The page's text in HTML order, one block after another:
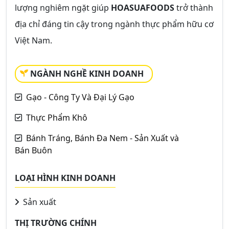
lượng nghiêm ngặt giúp HOASUAFOODStrở thành
địa chỉ đáng tin cậy trong ngành thực phẩm hữu cơ
Việt Nam.
NGÀNH NGHỀ KINH DOANH
Gạo - Công Ty Và Đại Lý Gạo
Thực Phẩm Khô
Bánh Tráng, Bánh Đa Nem - Sản Xuất và
Bán Buôn
LOẠI HÌNH KINH DOANH
Sản xuất
THỊ TRƯỜNG CHÍNH